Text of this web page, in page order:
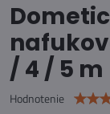
/ 4 / 5 m
Hodnotenie